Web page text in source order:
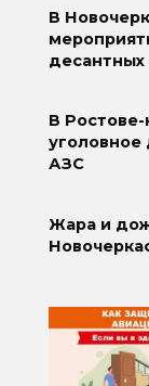
В
десантных
В
уголовное
АЗС
Жара и